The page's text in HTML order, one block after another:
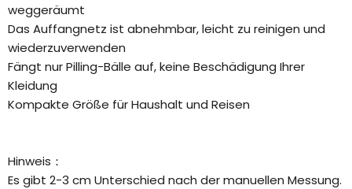
weggeräumt
Das Auffangnetz ist abnehmbar, leicht zu reinigen und
wiederzuverwenden
Fängt nur Pilling-Bälle auf, keine Beschädigung Ihrer
Kleidung
Kompakte Größe für Haushalt und Reisen
Hinweis：
Es gibt 2-3 cm Unterschied nach der manuellen Messung.